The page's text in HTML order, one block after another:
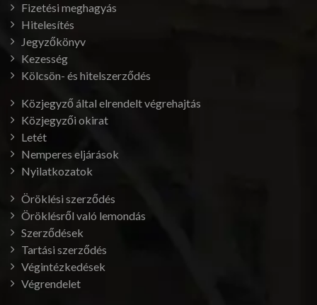
Fizetési meghagyás
Hitelesítés
Jegyzőkönyv
Kezesség
Kölcsön- és hitelszerződés
Közjegyző által elrendelt végrehajtás
Közjegyzői okirat
Letét
Nemperes eljárások
Nyilatkozatok
Öröklési szerződés
Öröklésről való lemondás
Szerződések
Tartási szerződés
Végintézkedések
Végrendelet